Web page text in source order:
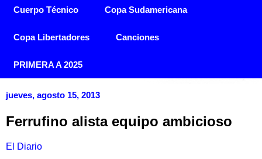
Cuerpo Técnico Copa Sudamericana
Copa Libertadores Canciones
PRIMERA A 2025
jueves, agosto 15, 2013
Ferrufino alista equipo ambicioso
El Diario